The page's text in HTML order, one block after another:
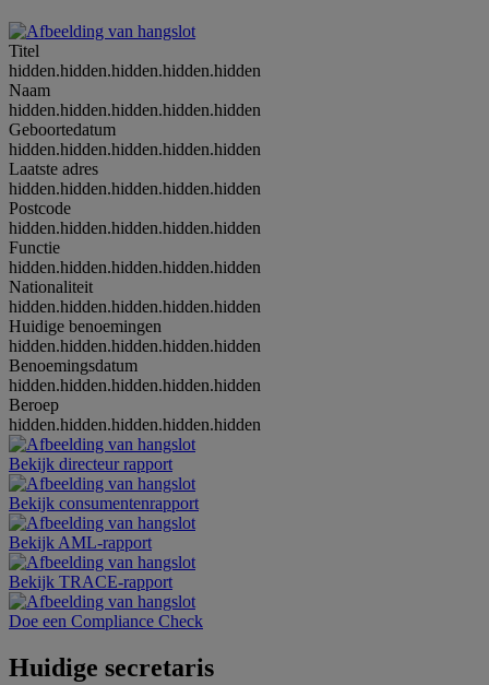
Titel
hidden.hidden.hidden.hidden.hidden
Naam
hidden.hidden.hidden.hidden.hidden
Geboortedatum
hidden.hidden.hidden.hidden.hidden
Laatste adres
hidden.hidden.hidden.hidden.hidden
Postcode
hidden.hidden.hidden.hidden.hidden
Functie
hidden.hidden.hidden.hidden.hidden
Nationaliteit
hidden.hidden.hidden.hidden.hidden
Huidige benoemingen
hidden.hidden.hidden.hidden.hidden
Benoemingsdatum
hidden.hidden.hidden.hidden.hidden
Beroep
hidden.hidden.hidden.hidden.hidden
Bekijk directeur rapport
Bekijk consumentenrapport
Bekijk AML-rapport
Bekijk TRACE-rapport
Doe een Compliance Check
Huidige secretaris